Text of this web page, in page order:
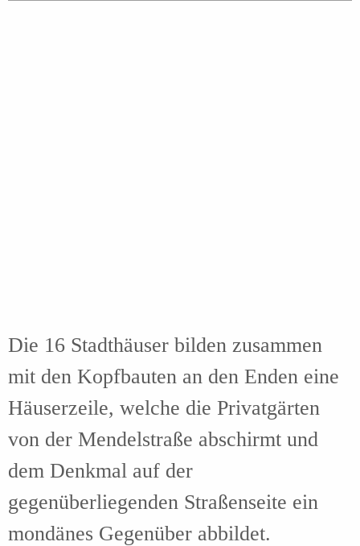
Die 16 Stadthäuser bilden zusammen
mit den Kopfbauten an den Enden eine
Häuserzeile, welche die Privatgärten
von der Mendelstraße abschirmt und
dem Denkmal auf der
gegenüberliegenden Straßenseite ein
mondänes Gegenüber abbildet.